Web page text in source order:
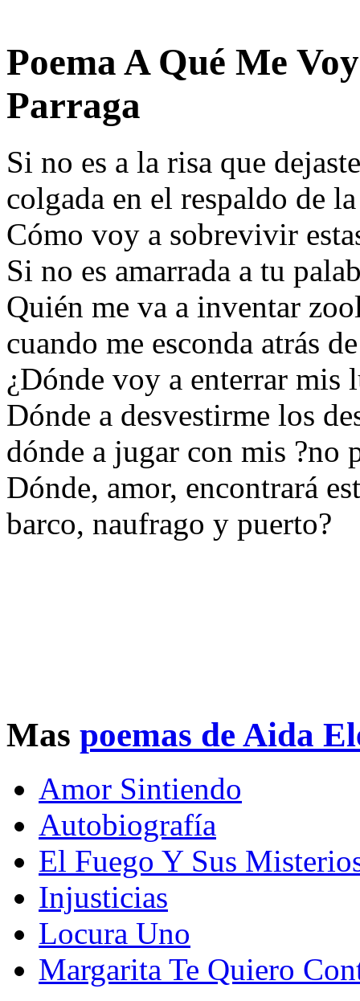
Poema A Qué Me
Parraga
Si no es a la risa que dejaste
colgada en el respaldo de
Cómo voy a sobrevivir
Si no es amarrada a tu
Quién me va a inventar
cuando me esconda atrás
¿Dónde voy a enterrar mis
Dónde a desvestirme los
dónde a jugar con mis ?no
Dónde, amor, encontrará
barco, naufrago y puerto?
Mas poemas de Aida
Amor Sintiendo
Autobiografía
El Fuego Y Sus
Injusticias
Locura Uno
Margarita Te Quiero